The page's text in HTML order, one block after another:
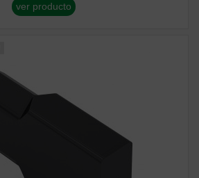
ver producto